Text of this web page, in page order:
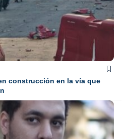
construcción en la vía que